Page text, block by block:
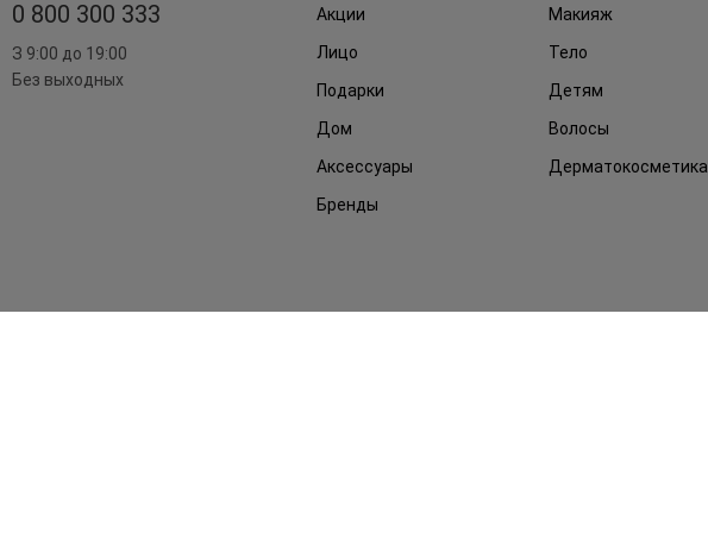
0 800 300 333
З 9:00 до 19:00
Без выходных
Акции
Макияж
Лицо
Тело
Подарки
Детям
Дом
Волосы
Аксессуары
Дерматокосметика
Бренды